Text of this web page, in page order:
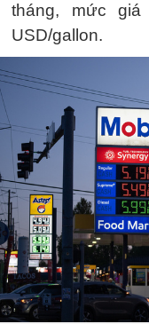
tháng, mức
USD/gallon.